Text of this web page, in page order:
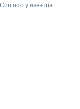
Contacto y asesoría